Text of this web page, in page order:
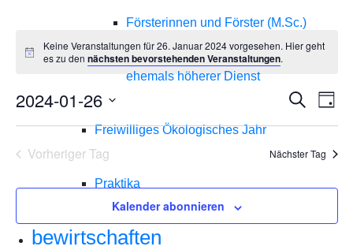
Försterinnen und Förster (M.Sc.)
ehemals höherer Dienst
Freiwilliges Ökologisches Jahr
Praktika
bewirtschaften
Keine Veranstaltungen für 26. Januar 2024 vorgesehen. Hier geht
es zu dennächsten bevorstehenden Veranstaltungen.
und
Suche
Tag
2024-01-26
Vorheriger Tag Nächster Tag
Kalender abonnieren